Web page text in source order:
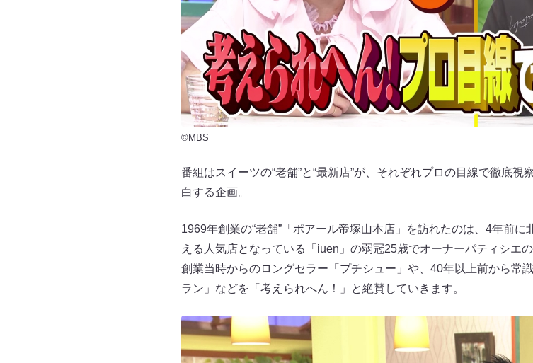
©MBS
番組はスイーツの“老舗”と“最新店”が、それぞれプロの目線で徹底
白する企画。
1969年創業の“老舗”「ポアール帝塚山本店」を訪れたのは、4年前
える人気店となっている「iuen」の弱冠25歳でオーナーパティシエ
創業当時からのロングセラー「プチシュー」や、40年以上前から常
ラン」などを「考えられへん！」と絶賛していきます。